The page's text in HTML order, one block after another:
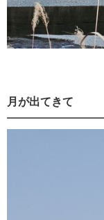
月が出てきて